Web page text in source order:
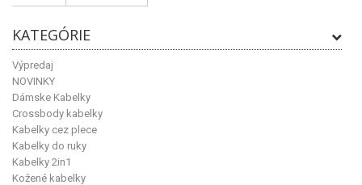
KATEGÓRIE
Výpredaj
NOVINKY
Dámske Kabelky
Crossbody kabelky
Kabelky cez plece
Kabelky do ruky
Kabelky 2in1
Kožené kabelky